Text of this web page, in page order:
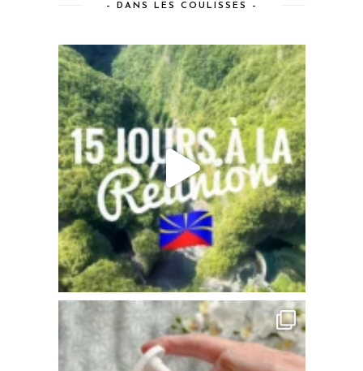
– DANS LES COULISSES –